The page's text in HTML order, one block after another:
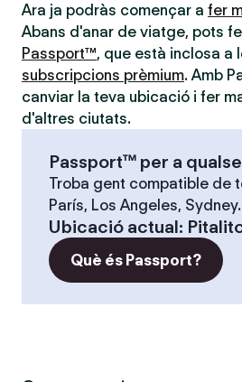
Ara ja podràs començar a fer
Abans d'anar de viatge, pots
Passport™, que està inclosa a
subscripcions prèmium. Amb
canviar la teva ubicació i fer
d'altres ciutats.
Passport™ per a
Troba gent compatible de
París, Los Angeles,
Ubicació actual:
Què és Passport?